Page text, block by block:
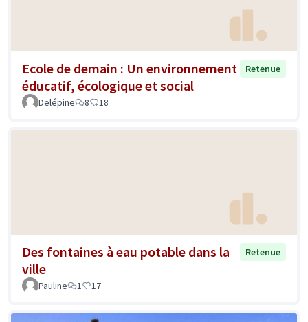
Ecole de demain : Un environnement
éducatif, écologique et social
Retenue
Delépine 8 18
Des fontaines à eau potable dans la
ville
Retenue
Pauline 1 17